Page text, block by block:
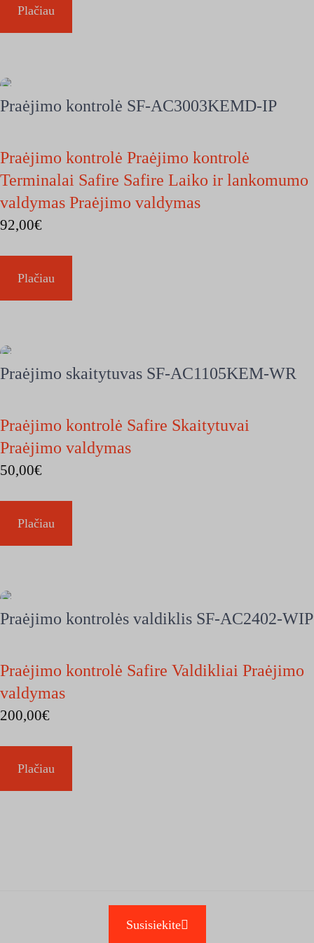
Plačiau
Praėjimo kontrolė SF-AC3003KEMD-IP
Praėjimo kontrolė Praėjimo kontrolė
Terminalai Safire Safire Laiko ir lankomumo
valdymas Praėjimo valdymas
92,00€
Plačiau
Praėjimo skaitytuvas SF-AC1105KEM-WR
Praėjimo kontrolė Safire Skaitytuvai
Praėjimo valdymas
50,00€
Plačiau
Praėjimo kontrolės valdiklis SF-AC2402-WIP
Praėjimo kontrolė Safire Valdikliai Praėjimo
valdymas
200,00€
Plačiau
Susisiekite